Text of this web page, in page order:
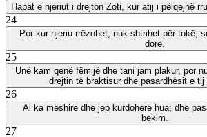
Hapat e njeriut i drejton Zoti, kur atij i pëlqejnë
24
Por kur njeriu rrëzohet, nuk shtrihet për tokë,
dore.
25
Unë kam qenë fëmijë dhe tani jam plakur, por
drejtin të braktisur dhe pasardhësit e tij
26
Ai ka mëshirë dhe jep kurdoherë hua; dhe
bekim.
27